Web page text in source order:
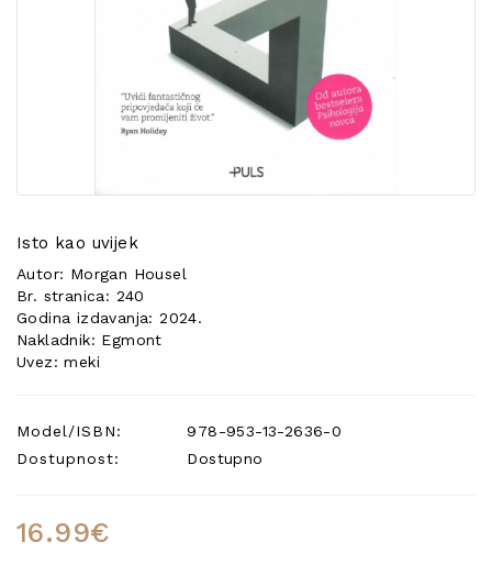
Isto kao uvijek
Autor: Morgan Housel
Br. stranica: 240
Godina izdavanja: 2024.
Nakladnik: Egmont
Uvez: meki
Model/ISBN:
978-953-13-2636-0
Dostupnost:
Dostupno
16.99€